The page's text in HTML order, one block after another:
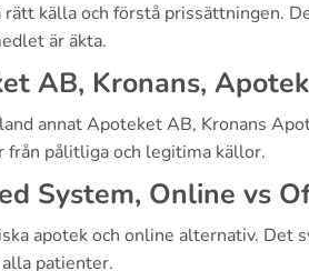
källa och förstå prissättningen.
är äkta.
AB, Kronans,
annat Apoteket AB, Kronans
från pålitliga och legitima källor.
System, Online vs
apotek och online alternativ. Det
patienter.